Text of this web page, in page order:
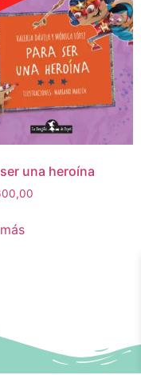
una heroína